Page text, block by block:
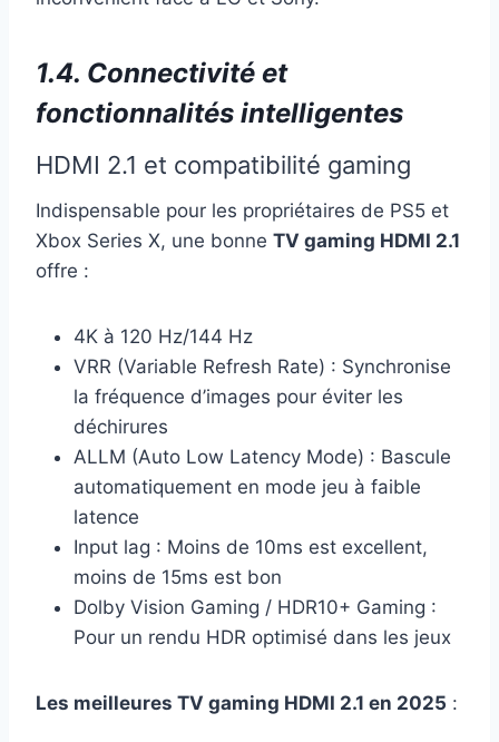
1.4. Connectivité et
fonctionnalités intelligentes
HDMI 2.1 et compatibilité gaming
Indispensable pour les propriétaires de PS5 et
Xbox Series X, une bonne TV gaming HDMI 2.1
offre :
4K à 120 Hz/144 Hz
VRR (Variable Refresh Rate) : Synchronise
la fréquence d’images pour éviter les
déchirures
ALLM (Auto Low Latency Mode) : Bascule
automatiquement en mode jeu à faible
latence
Input lag : Moins de 10ms est excellent,
moins de 15ms est bon
Dolby Vision Gaming / HDR10+ Gaming :
Pour un rendu HDR optimisé dans les jeux
Les meilleures TV gaming HDMI 2.1 en 2025 :